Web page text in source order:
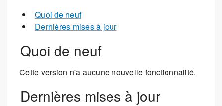
Quoi de neuf
Dernières mises à jour
Quoi de neuf
Cette version n'a aucune nouvelle fonctionnalité.
Dernières mises à jour